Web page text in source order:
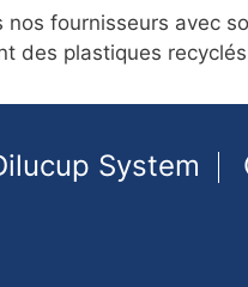
nos fournisseurs avec
des plastiques
System